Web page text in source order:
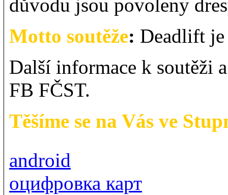
důvodu jsou povoleny
Motto soutěže: Deadlift
Další informace k soutěži
FB FČST.
Těšíme se na Vás ve
android
оцифровка карт